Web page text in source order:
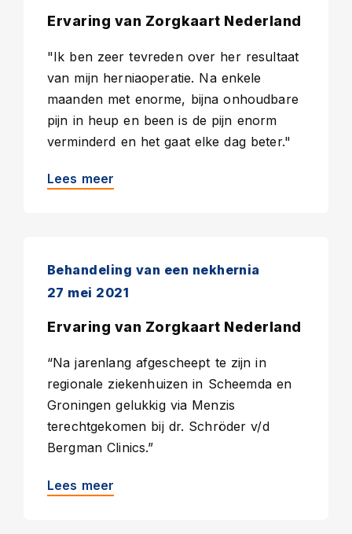
Ervaring van Zorgkaart Nederland
"Ik ben zeer tevreden over her resultaat
van mijn herniaoperatie. Na enkele
maanden met enorme, bijna onhoudbare
pijn in heup en been is de pijn enorm
verminderd en het gaat elke dag beter."
Lees meer
Behandeling van een nekhernia
27 mei 2021
Ervaring van Zorgkaart Nederland
“Na jarenlang afgescheept te zijn in
regionale ziekenhuizen in Scheemda en
Groningen gelukkig via Menzis
terechtgekomen bij dr. Schröder v/d
Bergman Clinics.”
Lees meer